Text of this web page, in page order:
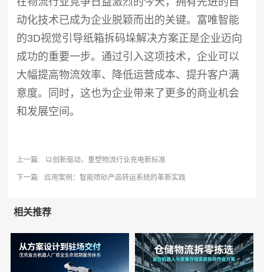
动化技术已成为企业脱颖而出的关键。富唯智能
的3D视觉引导纸箱拆码垛解决方案正是企业迈向
成功的重要一步。通过引入这项技术，企业可以
大幅提高物流效率、降低运营成本、提升客户满
意度。同时，这也为企业带来了更多的商业机会
和发展空间。
上一篇: 以创新驱动，重塑物流行业充电新标准
下一篇: 应用案例：智能喷砂产品转运系统的革新实践
相关推荐